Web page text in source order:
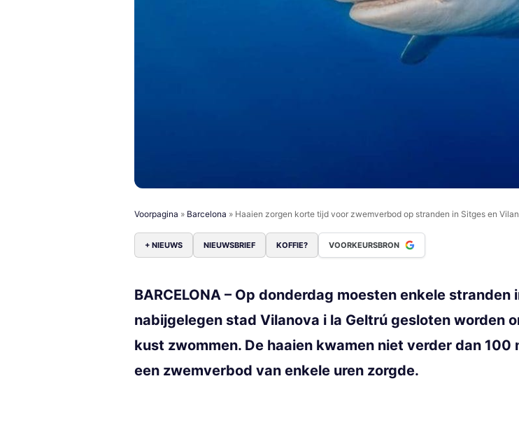
Voorpagina » Barcelona » Haaien zorgen korte tijd voor zwemverbod op stranden in Sitges en
+ NIEUWS NIEUWSBRIEF KOFFIE? VOORKEURSBRON
BARCELONA – Op donderdag moesten enkele
nabijgelegen stad Vilanova i la Geltrú gesloten worden
kust zwommen. De haaien kwamen niet verder dan
een zwemverbod van enkele uren zorgde.